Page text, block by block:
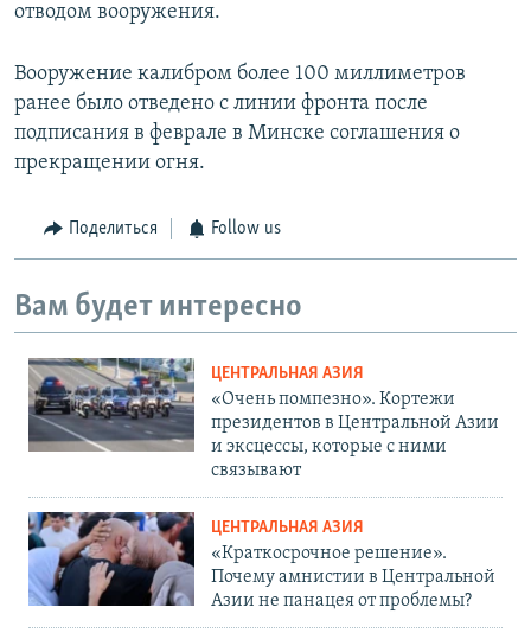
отводом вооружения.
Вооружение калибром более 100 миллиметров
ранее было отведено с линии фронта после
подписания в феврале в Минске соглашения о
прекращении огня.
Поделиться Follow us
Вам будет интересно
ЦЕНТРАЛЬНАЯ АЗИЯ
«Очень помпезно». Кортежи
президентов в Центральной Азии
и эксцессы, которые с ними
связывают
ЦЕНТРАЛЬНАЯ АЗИЯ
«Краткосрочное решение».
Почему амнистии в Центральной
Азии не панацея от проблемы?